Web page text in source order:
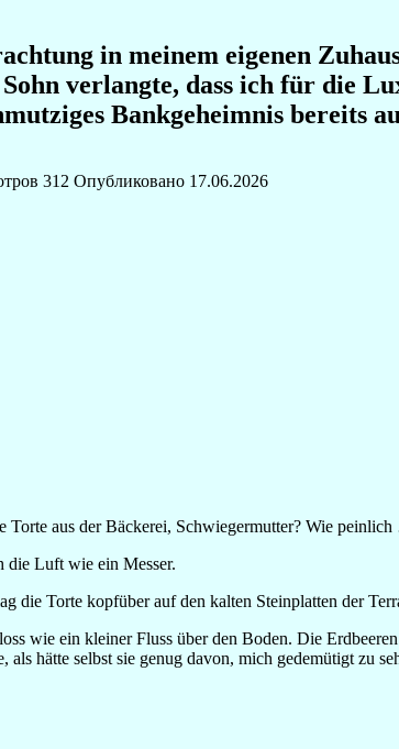
in meinem eigenen
verlangte, dass ich für die
Bankgeheimnis bereits
312 Опубликовано 17.06.2026
Torte aus der Bäckerei, Schwiegermutter? Wie
die Luft wie ein Messer.
die Torte kopfüber auf den kalten Steinplatten der
wie ein kleiner Fluss über den Boden. Die
als hätte selbst sie genug davon, mich gedemütigt zu